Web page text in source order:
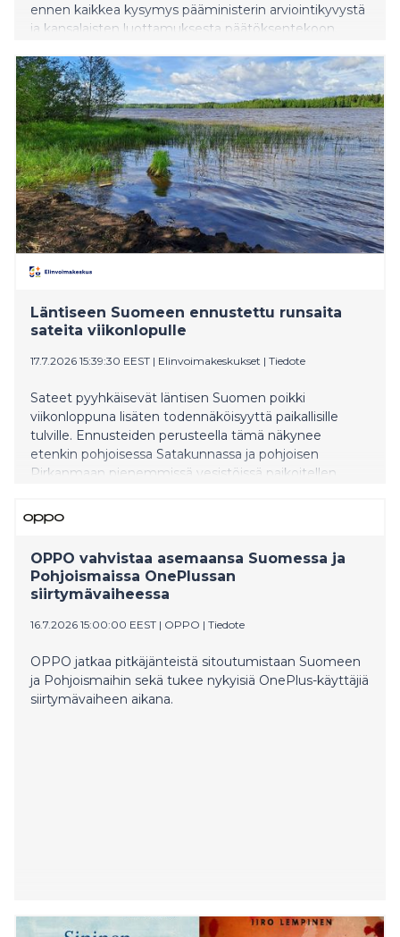
ennen kaikkea kysymys pääministerin arviointikyvystä
ja kansalaisten luottamuksesta päätöksentekoon.
Läntiseen Suomeen ennustettu runsaita
sateita viikonlopulle
17.7.2026 15:39:30 EEST | Elinvoimakeskukset | Tiedote
Sateet pyyhkäisevät läntisen Suomen poikki
viikonloppuna lisäten todennäköisyyttä paikallisille
tulville. Ennusteiden perusteella tämä näkynee
etenkin pohjoisessa Satakunnassa ja pohjoisen
Pirkanmaan pienemmissä vesistöissä paikoitellen
virtauksina. Esimerkiksi Kankaanpään ja Parkanon
seuduille ennustetaan jopa yli 50 mm sadekertymiä
OPPO vahvistaa asemaansa Suomessa ja
Pohjoismaissa OnePlussan
siirtymävaiheessa
16.7.2026 15:00:00 EEST | OPPO | Tiedote
OPPO jatkaa pitkäjänteistä sitoutumistaan Suomeen
ja Pohjoismaihin sekä tukee nykyisiä OnePlus-käyttäjiä
siirtymävaiheen aikana.